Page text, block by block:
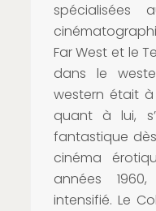
spécialisées
Far West et le
dans le
western était à
quant à lui,
fantastique
cinéma
années
intensifié. Le